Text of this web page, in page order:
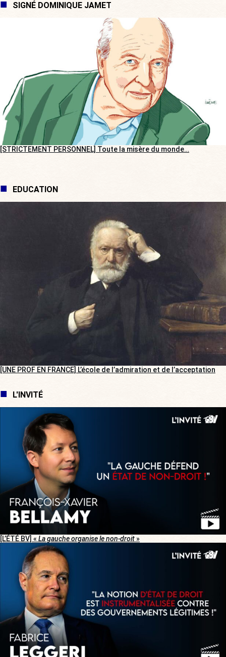
SIGNÉ DOMINIQUE JAMET
[STRICTEMENT PERSONNEL] Toute la misère du monde…
EDUCATION
[UNE PROF EN FRANCE] L’école de l’admiration et de l’acceptation
L'INVITÉ
[L’ÉTÉ BV] « La gauche organise le non-droit»